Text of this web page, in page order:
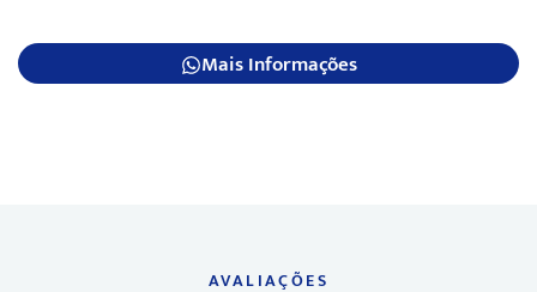
Mais Informações
AVALIAÇÕES